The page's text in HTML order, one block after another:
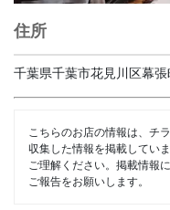
住所
千葉県千葉市花見川区幕
こちらのお店の情報は、チ
収集した情報を掲載してい
ご理解ください。掲載情報
ご報告をお願いします。